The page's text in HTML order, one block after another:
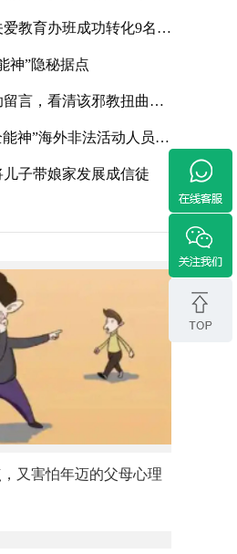
浙江义乌走读式关爱教育办班成功转化9名“全能神”“全范围?...
神”隐秘据点
从全能神内部求助留言，看清该邪教扭曲的相处环境与常态化的...
2026年6月27日“全能神”海外非法活动人员照片曝光（连载109...
子带娘家发展成信徒
又害怕年迈的父母心理